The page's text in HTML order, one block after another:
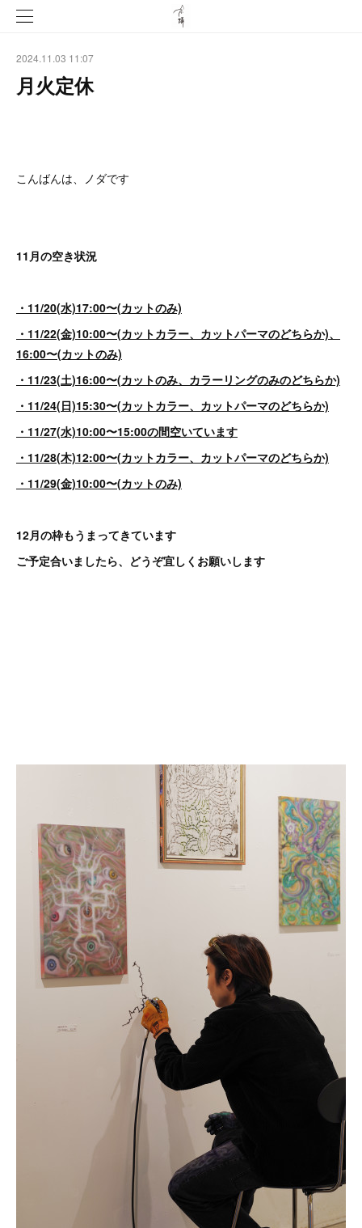
2024.11.03 11:07
月火定休
こんばんは、ノダです
11月の空き状況
・11/20(水)17:00〜(カットのみ)
・11/22(金)10:00〜(カットカラー、カットパーマのどちらか)、
16:00〜(カットのみ)
・11/23(土)16:00〜(カットのみ、カラーリングのみのどちらか)
・11/24(日)15:30〜(カットカラー、カットパーマのどちらか)
・11/27(水)10:00〜15:00の間空いています
・11/28(木)12:00〜(カットカラー、カットパーマのどちらか)
・11/29(金)10:00〜(カットのみ)
12月の枠もうまってきています
ご予定合いましたら、どうぞ宜しくお願いします